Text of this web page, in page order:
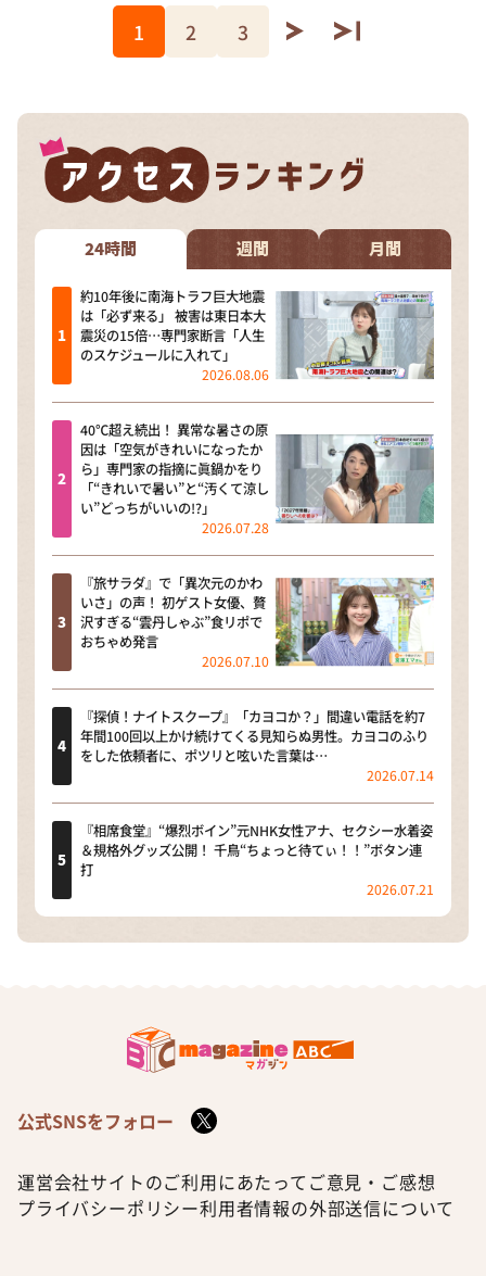
1 2 3
24時間 週間 月間
約10年後に南海トラフ巨大地震
は「必ず来る」 被害は東日本大
震災の15倍…専門家断言「人生
のスケジュールに入れて」
2026.08.06
40℃超え続出！ 異常な暑さの原
因は「空気がきれいになったか
ら」専門家の指摘に眞鍋かをり
「“きれいで暑い”と“汚くて涼し
い”どっちがいいの!?」
2026.07.28
『旅サラダ』で「異次元のかわ
いさ」の声！ 初ゲスト女優、贅
沢すぎる“雲丹しゃぶ”食リポで
おちゃめ発言
2026.07.10
『探偵！ナイトスクープ』「カヨコか？」間違い電話を約7
年間100回以上かけ続けてくる見知らぬ男性。カヨコのふり
をした依頼者に、ポツリと呟いた言葉は…
2026.07.14
『相席食堂』“爆烈ボイン”元NHK女性アナ、セクシー水着姿
＆規格外グッズ公開！ 千鳥“ちょっと待てぃ！！”ボタン連
打
2026.07.21
公式SNSをフォロー
運営会社サイトのご利用にあたって ご意見・ご感想
プライバシーポリシー利用者情報の外部送信について